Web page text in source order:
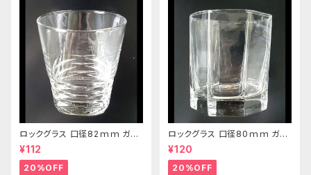
ロックグラス 口径82ｍｍ ガラ
ス製 250cc
¥112
20%OFF
ロックグラス 口径80ｍｍ ガラ
ス製 220cc
¥120
20%OFF